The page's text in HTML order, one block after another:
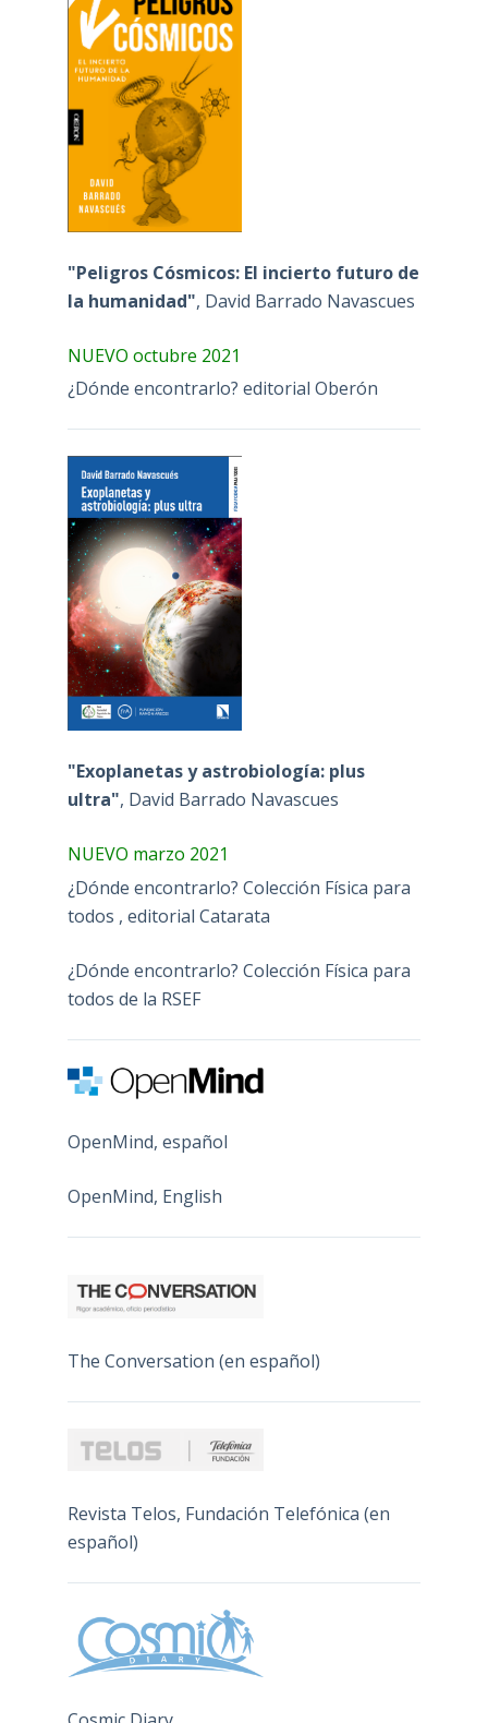
"Peligros Cósmicos: El incierto futuro de
la humanidad", David Barrado Navascues
NUEVO octubre 2021
¿Dónde encontrarlo? editorial Oberón
"Exoplanetas y astrobiología: plus
ultra", David Barrado Navascues
NUEVO marzo 2021
¿Dónde encontrarlo? Colección Física para
todos , editorial Catarata
¿Dónde encontrarlo? Colección Física para
todos de la RSEF
OpenMind, español
OpenMind, English
The Conversation (en español)
Revista Telos, Fundación Telefónica (en
español)